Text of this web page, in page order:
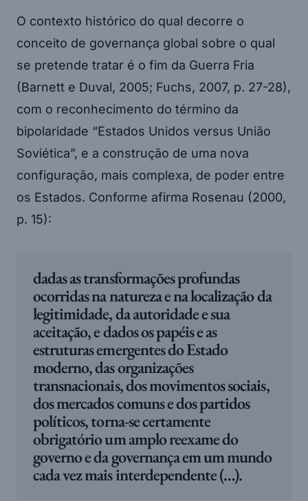
O contexto histórico do qual decorre o
conceito de governança global sobre o qual
se pretende tratar é o fim da Guerra Fria
(Barnett e Duval, 2005; Fuchs, 2007, p. 27-28),
com o reconhecimento do término da
bipolaridade “Estados Unidos versus União
Soviética”, e a construção de uma nova
configuração, mais complexa, de poder entre
os Estados. Conforme afirma Rosenau (2000,
p. 15):
dadas as transformações profundas
ocorridas na natureza e na localização da
legitimidade, da autoridade e sua
aceitação, e dados os papéis e as
estruturas emergentes do Estado
moderno, das organizações
transnacionais, dos movimentos sociais,
dos mercados comuns e dos partidos
políticos, torna-se certamente
obrigatório um amplo reexame do
governo e da governança em um mundo
cada vez mais interdependente (…).